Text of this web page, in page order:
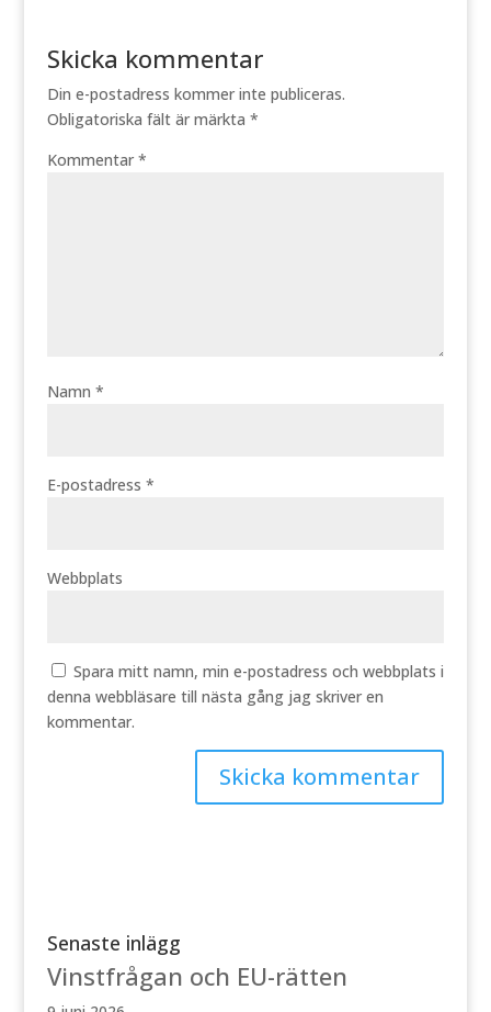
Skicka kommentar
Din e-postadress kommer inte publiceras.
Obligatoriska fält är märkta *
Kommentar *
Namn *
E-postadress *
Webbplats
Spara mitt namn, min e-postadress och webbplats i
denna webbläsare till nästa gång jag skriver en
kommentar.
Senaste inlägg
Vinstfrågan och EU-rätten